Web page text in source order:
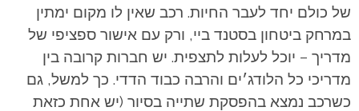
של כולם יחד לעבר החיות. רכב שאין לו מקום ימתין
במרחק ביטחון בסטנד ביי, ורק עם אישור ספציפי של
מדריך – יוכל לעלות לתצפית. יש חברות קרובה בין
מדריכי כל הלודג׳ים והרבה כבוד הדדי. כך למשל, גם
כשרכב נמצא בהפסקת שתייה בסיור (יש אחת כזאת